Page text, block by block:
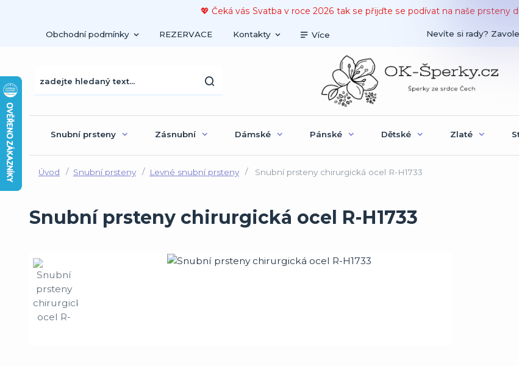
💖 Čeká vás Svatba v roce 2026 tak se přijďte se podívat na naše prsteny
Obchodní podmínky REZERVACE Kontakty Více Nevíte si rady?
Snubní prsteny Zásnubní Dámské Pánské Dětské Zlaté
Úvod Snubní prsteny Levné snubní prsteny Snubní prsteny chirurgická ocel R-H1733
Snubní prsteny chirurgická ocel R-H1733